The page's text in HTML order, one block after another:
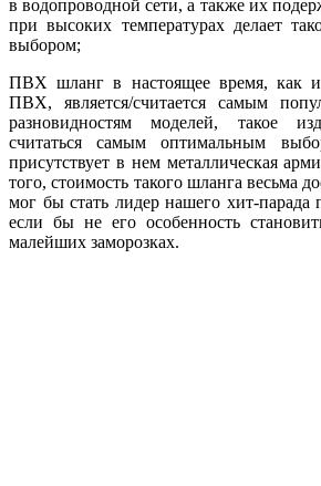
в водопроводной сети, а также их
при высоких температурах делает
выбором;
ПВХ шланг в настоящее время, как и
ПВХ, является/считается самым
разновидностям моделей, такое
считаться самым оптимальным
присутствует в нем металлическая
того, стоимость такого шланга весьма
мог бы стать лидер нашего хит-
если бы не его особенность
малейших заморозках.